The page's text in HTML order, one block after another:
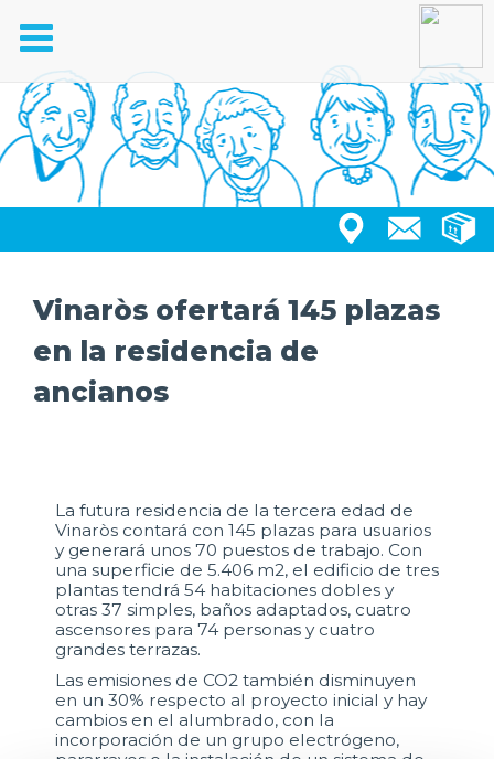
Toggle
navigation
Vinaròs ofertará 145 plazas
en la residencia de
ancianos
La futura residencia de la tercera edad de
Vinaròs contará con 145 plazas para usuarios
y generará unos 70 puestos de trabajo. Con
una superficie de 5.406 m2, el edificio de tres
plantas tendrá 54 habitaciones dobles y
otras 37 simples, baños adaptados, cuatro
ascensores para 74 personas y cuatro
grandes terrazas.
Las emisiones de CO2 también disminuyen
en un 30% respecto al proyecto inicial y hay
cambios en el alumbrado, con la
incorporación de un grupo electrógeno,